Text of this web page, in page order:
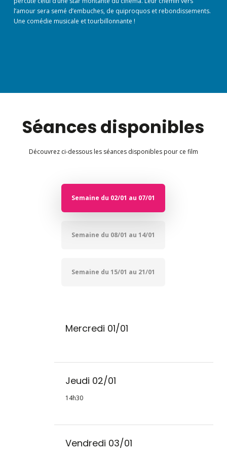
l’amour sera semé d’embuches, de quiproquos et rebondissements.
Une comédie musicale et tourbillonnante !
Séances disponibles
Découvrez ci-dessous les séances disponibles pour ce film
Semaine du 02/01 au 07/01
Semaine du 08/01 au 14/01
Semaine du 15/01 au 21/01
Mercredi 01/01
Jeudi 02/01
14h30
Vendredi 03/01